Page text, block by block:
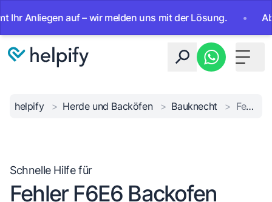
auf – wir melden uns mit der Lösung. • Ab
Toggle
helpify > Herde und Backöfen > Bauknecht > Fehler F6E6 Bauknecht
Schnelle Hilfe für
Fehler F6E6 Backofen